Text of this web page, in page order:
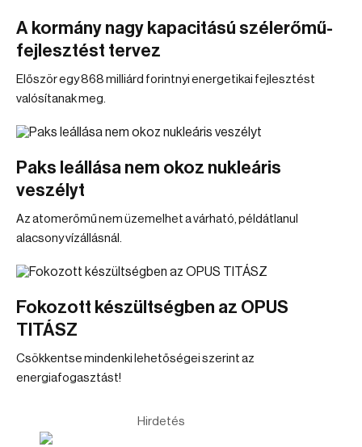
A kormány nagy kapacitású szélerőmű-
fejlesztést tervez
Először egy 868 milliárd forintnyi energetikai fejlesztést
valósítanak meg.
Paks leállása nem okoz nukleáris
veszélyt
Az atomerőmű nem üzemelhet a várható, példátlanul
alacsony vízállásnál.
Fokozott készültségben az OPUS
TITÁSZ
Csökkentse mindenki lehetőségei szerint az
energiafogasztást!
Hirdetés